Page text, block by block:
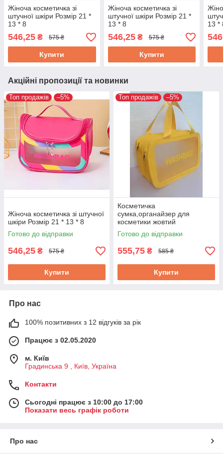
Жіноча косметичка зі
штучної шкіри Розмір 21 *
13 * 8
546,25 ₴ 575 ₴
Купити
Жіноча косметичка зі
штучної шкіри Розмір 21 *
13 * 8
546,25₴ 575 ₴
Купити
13 *
Акційні пропозиції та новинки
Топ продажів –5%
Жіноча косметичка зі штучної
шкіри Розмір 21 * 13 * 8
Готово до відправки
546,25 ₴ 575 ₴
Купити
Топ продажів –5%
Косметичка
сумка,органайзер для
косметики жовтий
Готово до відправки
555,75 ₴ 585 ₴
Купити
Про нас
100% позитивних з 12 відгуків за рік
Працює з 02.05.2020
м. Київ
Градинська 9 , Київ, Україна
Контакти
Сьогодні працює з 10:00 до 17:00
Показати весь графік роботи
Про нас